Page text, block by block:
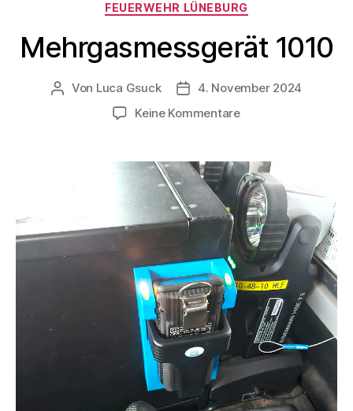
FEUERWEHR LÜNEBURG
Mehrgasmessgerät 1010
Von Luca Gsuck
4. November 2024
Keine Kommentare